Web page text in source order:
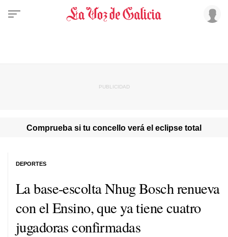
Comprueba si tu concello verá el eclipse total
La base-escolta Nhug Bosch renueva
con el Ensino, que ya tiene cuatro
jugadoras confirmadas
DEPORTES